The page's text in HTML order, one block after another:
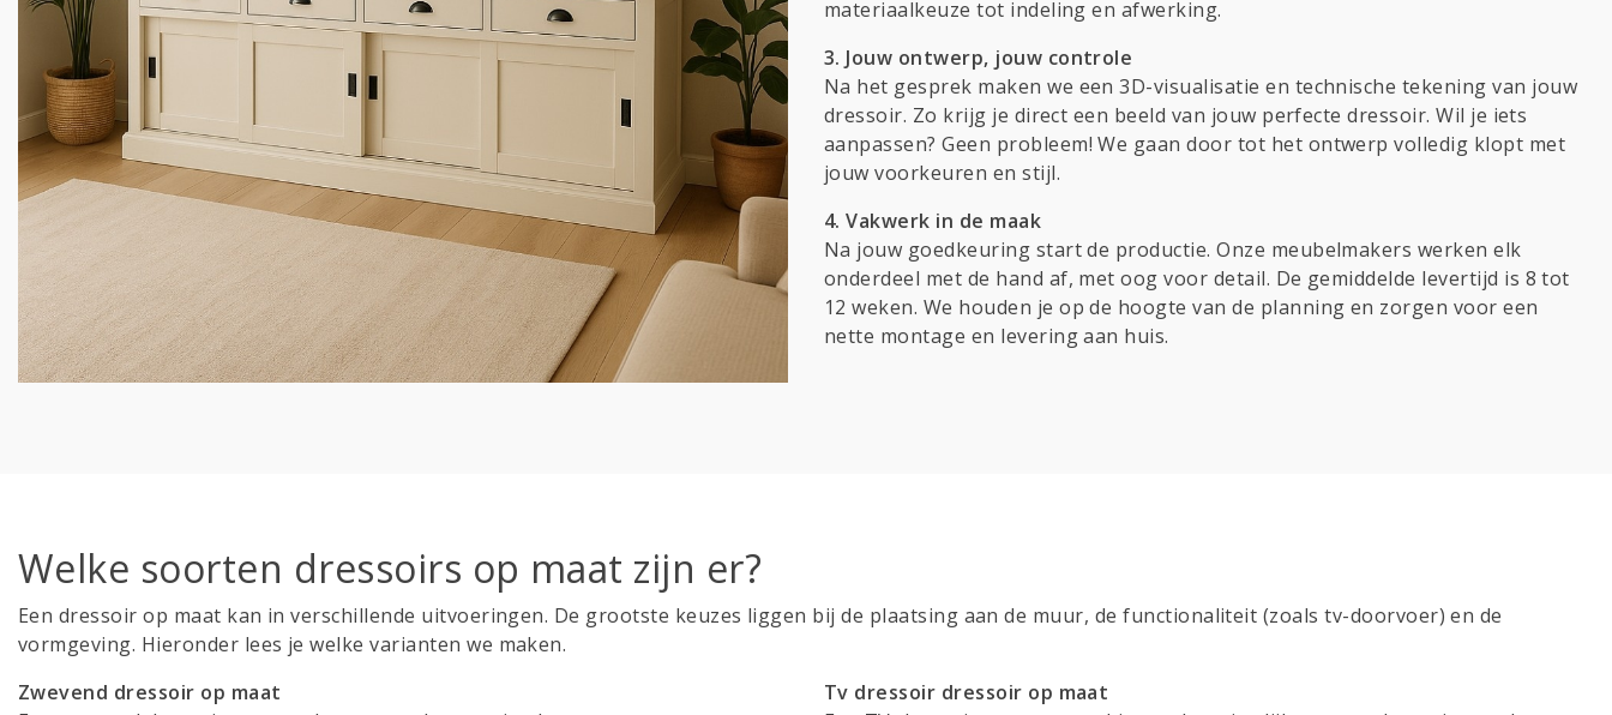
materiaalkeuze tot indeling en afwerking.
3. Jouw ontwerp, jouw controle
Na het gesprek maken we een 3D-visualisatie en technische tekening van jouw
dressoir. Zo krijg je direct een beeld van jouw perfecte dressoir. Wil je iets
aanpassen? Geen probleem! We gaan door tot het ontwerp volledig klopt met
jouw voorkeuren en stijl.
4. Vakwerk in de maak
Na jouw goedkeuring start de productie. Onze meubelmakers werken elk
onderdeel met de hand af, met oog voor detail. De gemiddelde levertijd is 8 tot
12 weken. We houden je op de hoogte van de planning en zorgen voor een
nette montage en levering aan huis.
Welke soorten dressoirs op maat zijn er?
Een dressoir op maat kan in verschillende uitvoeringen. De grootste keuzes liggen bij de plaatsing aan de muur, de functionaliteit (zoals tv-doorvoer) en de
vormgeving. Hieronder lees je welke varianten we maken.
Zwevend dressoir op maat
Tv dressoir dressoir op maat